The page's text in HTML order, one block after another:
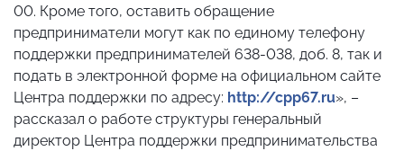
00. Кроме того, оставить обращение
предприниматели могут как по единому телефону
поддержки предпринимателей 638-038, доб. 8, так и
подать в электронной форме на официальном сайте
Центра поддержки по адресу: http://cpp67.ru», –
рассказал о работе структуры генеральный
директор Центра поддержки предпринимательства